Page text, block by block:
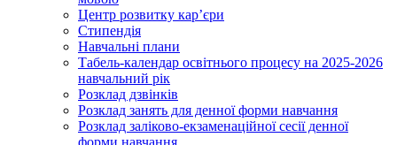
Центр розвитку кар’єри
Стипендія
Навчальні плани
Табель-календар освітнього процесу на 2025-2026
навчальний рік
Розклад дзвінків
Розклад занять для денної форми навчання
Розклад заліково-екзаменаційної сесії денної
форми навчання